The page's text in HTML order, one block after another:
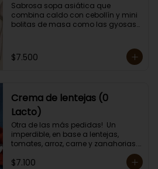
Sabrosa sopa asiática que
combina caldo con cebollín y mini
bolitas de masa como las gyosas
de 400 grs. Cero Lactosa.
$7.500
Crema de lentejas (0
Lacto)
Otra de las más pedidas!  Un
imperdible, en base a lentejas,
tomates, arroz, carne y zanahorias.
Porción individual lista para servir
de 400 grs. Cero lactosa.
$7.100